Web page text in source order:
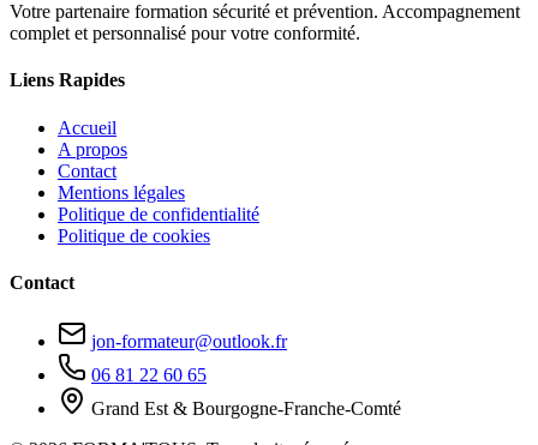
Votre partenaire formation sécurité et prévention. Accompagnement
complet et personnalisé pour votre conformité.
Liens Rapides
Accueil
A propos
Contact
Mentions légales
Politique de confidentialité
Politique de cookies
Contact
jon-formateur@outlook.fr
06 81 22 60 65
Grand Est & Bourgogne-Franche-Comté